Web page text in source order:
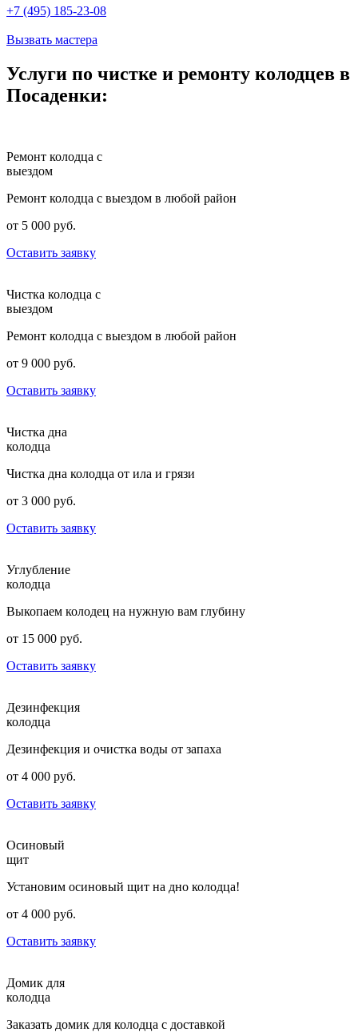
+7 (495) 185-23-08
Вызвать мастера
Услуги по чистке и ремонту колодцев в
Посаденки:
Ремонт колодца с
выездом
Ремонт колодца с выездом в любой район
от 5 000 руб.
Оставить заявку
Чистка колодца с
выездом
Ремонт колодца с выездом в любой район
от 9 000 руб.
Оставить заявку
Чистка дна
колодца
Чистка дна колодца от ила и грязи
от 3 000 руб.
Оставить заявку
Углубление
колодца
Выкопаем колодец на нужную вам глубину
от 15 000 руб.
Оставить заявку
Дезинфекция
колодца
Дезинфекция и очистка воды от запаха
от 4 000 руб.
Оставить заявку
Осиновый
щит
Установим осиновый щит на дно колодца!
от 4 000 руб.
Оставить заявку
Домик для
колодца
Заказать домик для колодца с доставкой